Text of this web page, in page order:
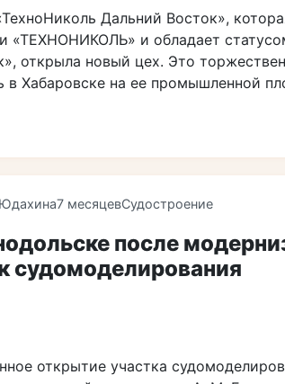
Дальний Восток»,
«ТЕХНОНИКОЛЬ» и обладает
открыла новый цех. Это
в Хабаровске на ее промышленной
7 месяцевСудостроение
после
судомоделирования
открытие участка